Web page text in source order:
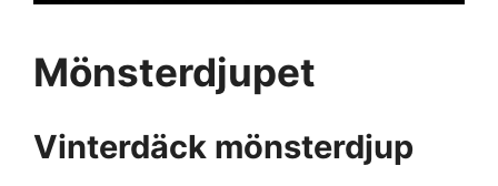
Mönsterdjupet
Vinterdäck mönsterdjup